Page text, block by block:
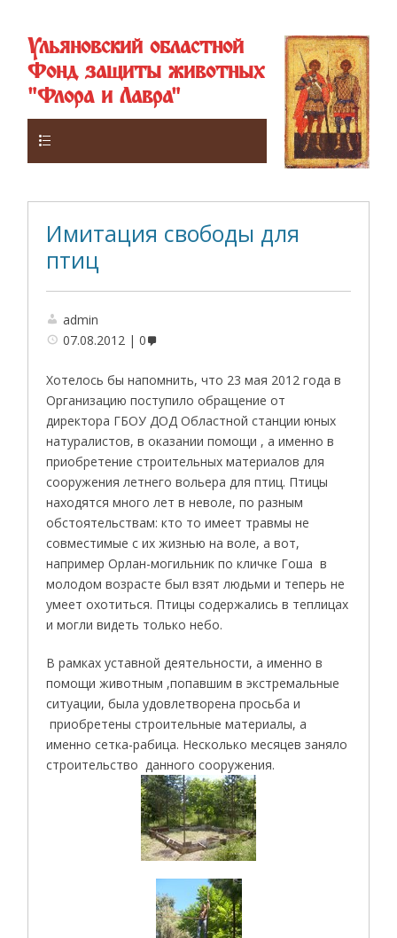
Ульяновский областной
Фонд защиты животных
"Флора и Лавра"
Имитация свободы для
птиц
admin
07.08.2012
0
Хотелось бы напомнить, что 23 мая 2012 года в
Организацию поступило обращение от
директора ГБОУ ДОД Областной станции юных
натуралистов, в оказании помощи , а именно в
приобретение строительных материалов для
сооружения летнего вольера для птиц. Птицы
находятся много лет в неволе, по разным
обстоятельствам: кто то имеет травмы не
совместимые с их жизнью на воле, а вот,
например Орлан-могильник по кличке Гоша в
молодом возрасте был взят людьми и теперь не
умеет охотиться. Птицы содержались в теплицах
и могли видеть только небо.
В рамках уставной деятельности, а именно в
помощи животным ,попавшим в экстремальные
ситуации, была удовлетворена просьба и
приобретены строительные материалы, а
именно сетка-рабица. Несколько месяцев заняло
строительство данного сооружения.